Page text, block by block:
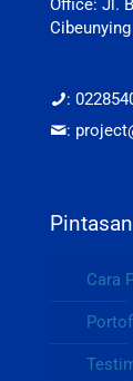
Office: Jl.
:
:
Cara